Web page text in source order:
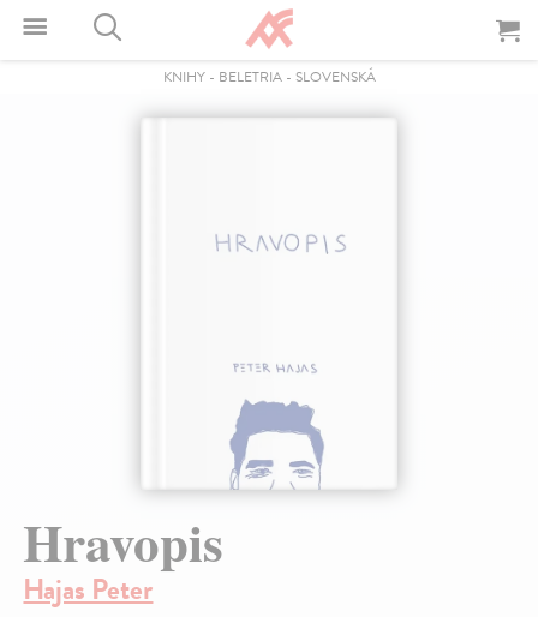
KNIHY- BELETRIA- SLOVENSKÁ
Hravopis
Hajas Peter